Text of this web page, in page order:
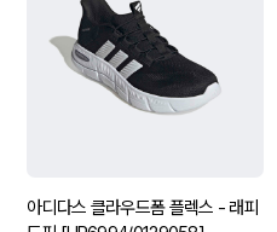
아디다스 클라우드폼 플렉스 - 래피